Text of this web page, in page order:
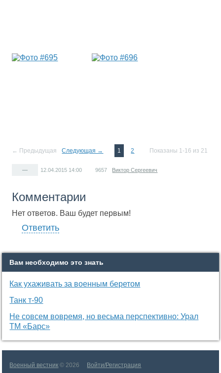
← Предыдущая Следующая → 1 2 Показаны 1-16 из 21
— 12.04.2015 14:00 9657 Виктор Сергеевич
Комментарии
Нет ответов. Ваш будет первым!
Ответить
Вам необходимо это знать
Как ухаживать за военным беретом
Танк т-90
Не совсем вовремя, но весьма перспективно: Урал
ТМ «Барс»
Военный вестник © 2026 Войти/Регистрация